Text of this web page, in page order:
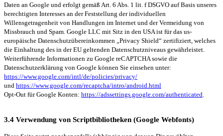
Daten an Google und erfolgt gemäß Art. 6 Abs. 1 lit. f DSGVO auf Basis unseres
berechtigten Interesses an der Feststellung der individuellen
Willensgetragenheit von Handlungen im Internet und der Vermeidung von
Missbrauch und Spam. Google LLC mit Sitz in den USA ist für das us-
europäische Datenschutzübereinkommen „Privacy Shield“ zertifiziert, welches
die Einhaltung des in der EU geltenden Datenschutzniveaus gewährleistet.
Weiterführende Informationen zu Google reCAPTCHA sowie die
Datenschutzerklärung von Google können Sie einsehen unter:
https://www.google.com/intl/de/policies/privacy/
und https://www.google.com/recaptcha/intro/android.html
Opt-Out für Google Konten: https://adssettings.google.com/authenticated
3.4 Verwendung von Scriptbibliotheken (Google Webfonts)